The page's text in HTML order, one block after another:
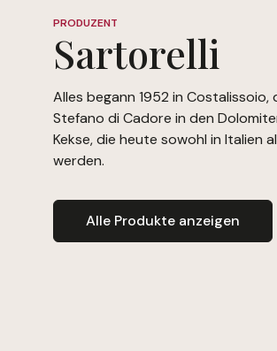
PRODUZENT
Sartorelli
Alles begann 1952 in
Stefano di Cadore in den
Kekse, die heute sowohl in Italien
werden.
Alle Produkte anzeigen